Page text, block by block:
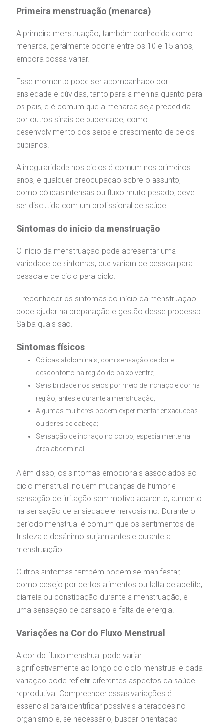
Saiba mais
Endereço:
R. Martiniano de Carvalho, 965
CEP: 01323-001 | Bela Vista
Clínica Medicina da Mulher
Saiba mais
R. Colômbia, 332
São Paulo - SP
a BP
de Benchmarking
Cirurgia
frequentes
de Sangue
de cuidado
e perdidos
Primeira menstruação (menarca)
A primeira menstruação, também conhecida como
menarca, geralmente ocorre entre os 10 e 15 anos,
embora possa variar.
Esse momento pode ser acompanhado por
ansiedade e dúvidas, tanto para a menina quanto para
os pais, e é comum que a menarca seja precedida
por outros sinais de puberdade, como
desenvolvimento dos seios e crescimento de pelos
pubianos.
A irregularidade nos ciclos é comum nos primeiros
anos, e qualquer preocupação sobre o assunto,
como cólicas intensas ou fluxo muito pesado, deve
ser discutida com um profissional de saúde.
Sintomas do início da menstruação
O início da menstruação pode apresentar uma
variedade de sintomas, que variam de pessoa para
pessoa e de ciclo para ciclo.
E reconhecer os sintomas do início da menstruação
pode ajudar na preparação e gestão desse processo.
Saiba quais são.
Sintomas físicos
Cólicas abdominais, com sensação de dor e
desconforto na região do baixo ventre;
Sensibilidade nos seios por meio de inchaço e dor na
região, antes e durante a menstruação;
Algumas mulheres podem experimentar enxaquecas
ou dores de cabeça;
Sensação de inchaço no corpo, especialmente na
área abdominal.
Além disso, os sintomas emocionais associados ao
ciclo menstrual incluem mudanças de humor e
sensação de irritação sem motivo aparente, aumento
na sensação de ansiedade e nervosismo. Durante o
período menstrual é comum que os sentimentos de
tristeza e desânimo surjam antes e durante a
menstruação.
Outros sintomas também podem se manifestar,
como desejo por certos alimentos ou falta de apetite,
diarreia ou constipação durante a menstruação, e
uma sensação de cansaço e falta de energia.
Variações na Cor do Fluxo Menstrual
A cor do fluxo menstrual pode variar
significativamente ao longo do ciclo menstrual e cada
variação pode refletir diferentes aspectos da saúde
reprodutiva. Compreender essas variações é
essencial para identificar possíveis alterações no
organismo e, se necessário, buscar orientação